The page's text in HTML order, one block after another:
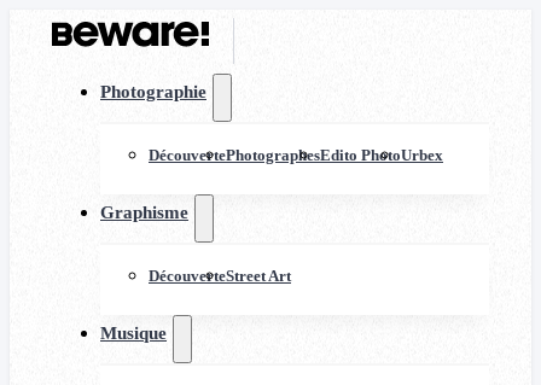
Photographie
DécouvertePhotographesEdito PhotoUrbex
Graphisme
DécouverteStreet Art
Musique